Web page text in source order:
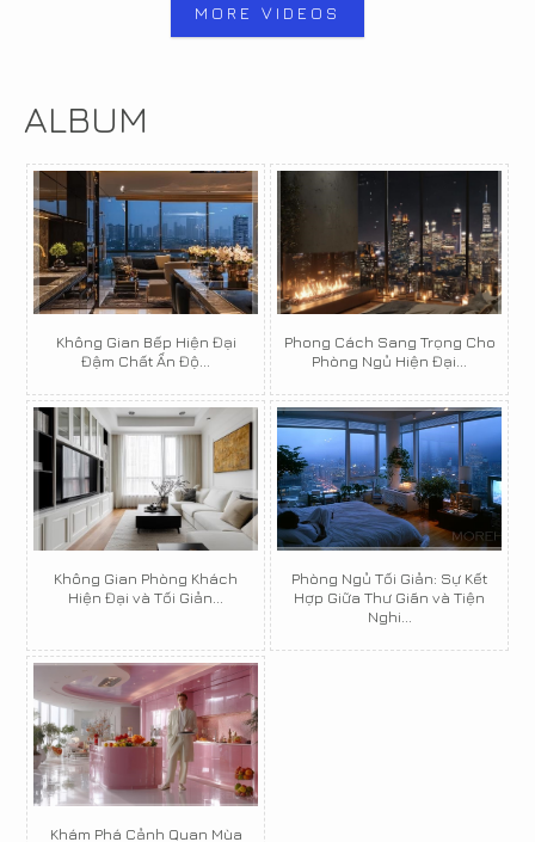
MORE VIDEOS
ALBUM
Không Gian Bếp Hiện Đại
Đậm Chất Ấn Độ...
Phong Cách Sang Trọng Cho
Phòng Ngủ Hiện Đại...
Không Gian Phòng Khách
Hiện Đại và Tối Giản...
Phòng Ngủ Tối Giản: Sự Kết
Hợp Giữa Thư Giãn và Tiện
Nghi...
Khám Phá Cảnh Quan Mùa